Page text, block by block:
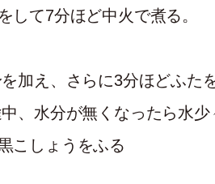
して7分ほど中火で煮る。
加え、さらに3分ほどふた
、水分が無くなったら水
こしょうをふる